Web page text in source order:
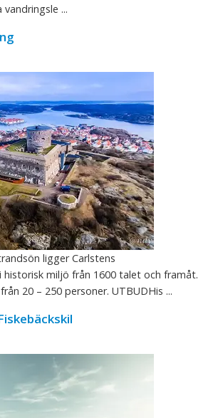
...
ligger Carlstens
historisk miljö från 1600 talet och framåt.
20 – 250 personer. UTBUDHis ...